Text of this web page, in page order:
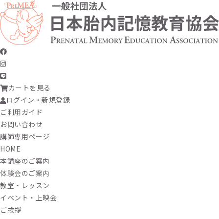
カートを見る
ログイン・新規登録
ご利用ガイド
お問い合わせ
講師専用ページ
HOME
本講座のご案内
体験会のご案内
教室・レッスン
イベント・上映会
ご挨拶